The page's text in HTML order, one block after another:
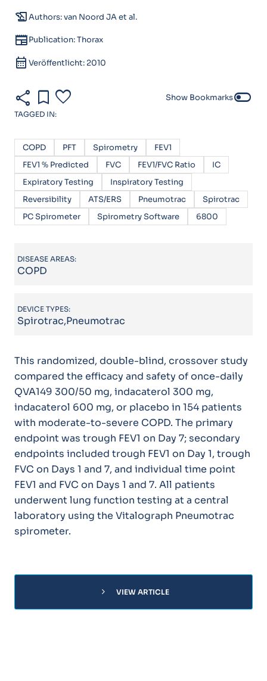
history_eduAuthors: van Noord JA et al.
newspaperPublication: Thorax
calendar_month Veröffentlicht: 2010
share bookmark favorite Show Bookmarkstoggle_off
TAGGED IN:
COPD PFT Spirometry
FEV1
FEV1 % Predicted
FVC FEV1/FVC Ratio
IC
Expiratory Testing
Inspiratory Testing
Reversibility
ATS/ERS Pneumotrac
Spirotrac
PC Spirometer
Spirometry Software 6800
DISEASE AREAS:
COPD
DEVICE TYPES:
Spirotrac,Pneumotrac
This randomized, double-blind, crossover study
compared the efficacy and safety of once-daily
QVA149 300/50 mg, indacaterol 300 mg,
indacaterol 600 mg, or placebo in 154 patients
with moderate-to-severe COPD. The primary
endpoint was trough FEV1 on Day 7; secondary
endpoints included trough FEV1 on Day 1, trough
FVC on Days 1 and 7, and individual time point
FEV1 and FVC on Days 1 and 7. All patients
underwent lung function testing at a central
laboratory using the Vitalograph Pneumotrac
spirometer.
chevron_right VIEW ARTICLE